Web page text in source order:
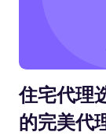
住宅代理
的完美代